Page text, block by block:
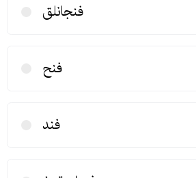
فنجانلق
فنح
فند